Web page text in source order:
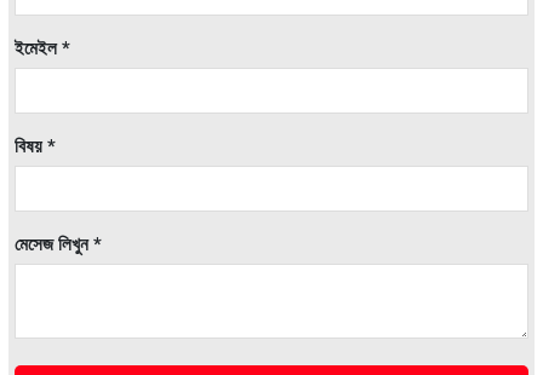
ইমেইল *
বিষয় *
মেসেজ লিখুন *